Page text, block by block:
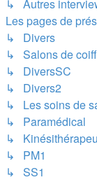
↳ Autres
Les pages de
↳ Divers
↳ Salons de
↳ DiversSC
↳ Divers2
↳ Les soins de
↳ Paramédical
↳
↳ PM1
↳ SS1